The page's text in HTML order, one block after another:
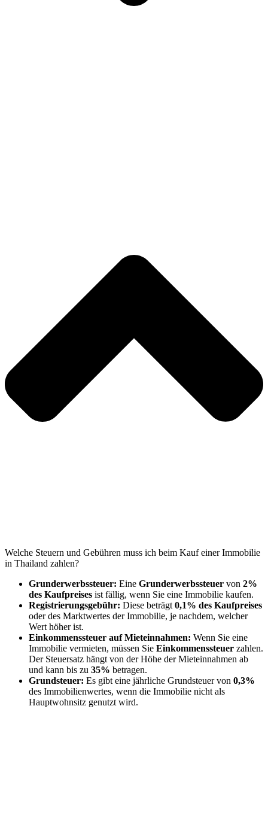
Welche Steuern und Gebühren muss ich beim Kauf einer Immobilie
in Thailand zahlen?
Grunderwerbssteuer: Eine Grunderwerbssteuer von 2%
des Kaufpreises ist fällig, wenn Sie eine Immobilie kaufen.
Registrierungsgebühr: Diese beträgt 0,1% des Kaufpreises
oder des Marktwertes der Immobilie, je nachdem, welcher
Wert höher ist.
Einkommenssteuer auf Mieteinnahmen: Wenn Sie eine
Immobilie vermieten, müssen Sie Einkommenssteuer zahlen.
Der Steuersatz hängt von der Höhe der Mieteinnahmen ab
und kann bis zu 35% betragen.
Grundsteuer: Es gibt eine jährliche Grundsteuer von 0,3%
des Immobilienwertes, wenn die Immobilie nicht als
Hauptwohnsitz genutzt wird.